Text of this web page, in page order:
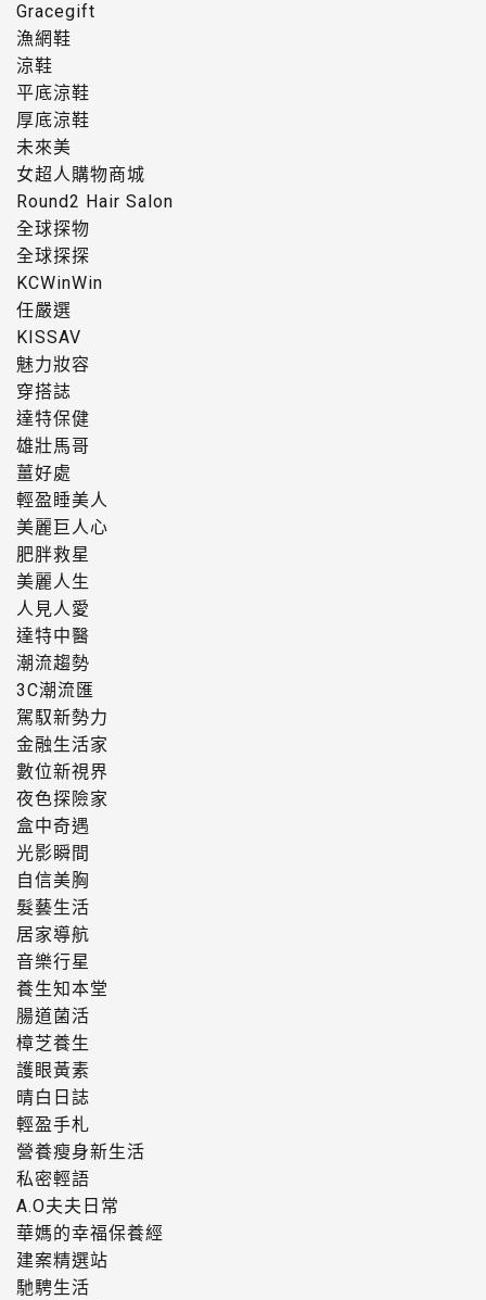
Gracegift
漁網鞋
涼鞋
平底涼鞋
厚底涼鞋
未來美
女超人購物商城
Round2 Hair Salon
全球探物
全球探探
KCWinWin
任嚴選
KISSAV
魅力妝容
穿搭誌
達特保健
雄壯馬哥
薑好處
輕盈睡美人
美麗巨人心
肥胖救星
美麗人生
人見人愛
達特中醫
潮流趨勢
3C潮流匯
駕馭新勢力
金融生活家
數位新視界
夜色探險家
盒中奇遇
光影瞬間
自信美胸
髮藝生活
居家導航
音樂行星
養生知本堂
腸道菌活
樟芝養生
護眼黃素
晴白日誌
輕盈手札
營養瘦身新生活
私密輕語
A.O夫夫日常
華媽的幸福保養經
建案精選站
馳騁生活